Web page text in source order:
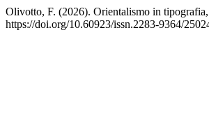
Olivotto, F. (2026). Orientalismo in
https://doi.org/10.60923/issn.2283-9364/